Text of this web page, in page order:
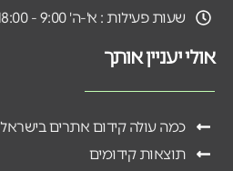
שעות פעילות : א'-ה' 9:00 - 18:00
אולי יעניין אותך
כמה עולה קידום אתרים בישראל
תוצאות קידומים